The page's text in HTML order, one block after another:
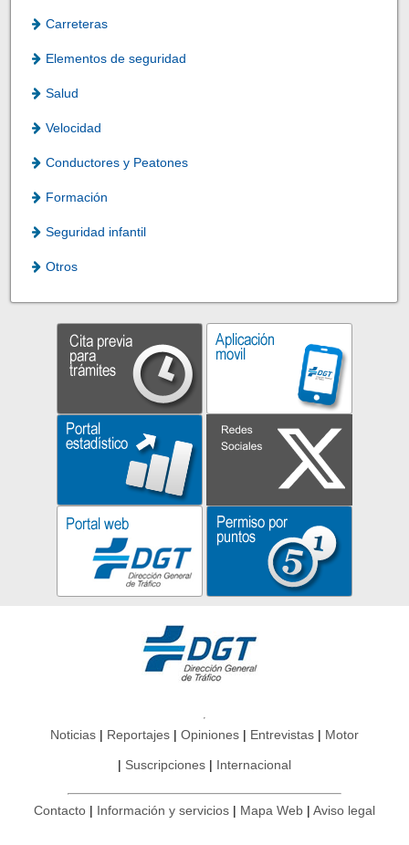
Carreteras
Elementos de seguridad
Salud
Velocidad
Conductores y Peatones
Formación
Seguridad infantil
Otros
Noticias Reportajes Opiniones Entrevistas Motor
Suscripciones Internacional
Contacto Información y servicios Mapa Web Aviso legal